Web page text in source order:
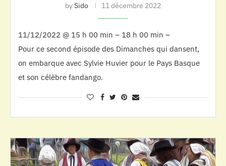
bySido 11 décembre 2022
11/12/2022 @ 15 h 00 min – 18 h 00 min –
Pour ce second épisode des Dimanches qui dansent,
on embarque avec Sylvie Huvier pour le Pays Basque
et son célèbre fandango.